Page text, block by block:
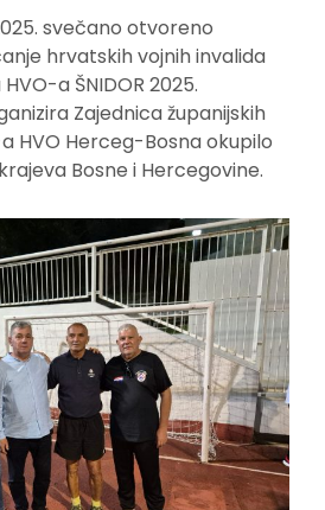
svečano otvoreno
hrvatskih vojnih invalida
a ŠNIDOR 2025.
Zajednica županijskih
HVO Herceg-Bosna okupilo
Bosne i Hercegovine.